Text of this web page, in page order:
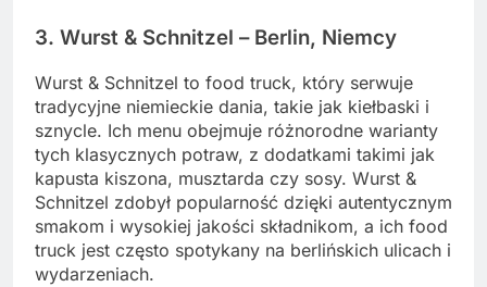
3. Wurst & Schnitzel – Berlin, Niemcy
Wurst & Schnitzel to food truck, który serwuje
tradycyjne niemieckie dania, takie jak kiełbaski i
sznycle. Ich menu obejmuje różnorodne warianty
tych klasycznych potraw, z dodatkami takimi jak
kapusta kiszona, musztarda czy sosy. Wurst &
Schnitzel zdobył popularność dzięki autentycznym
smakom i wysokiej jakości składnikom, a ich food
truck jest często spotykany na berlińskich ulicach i
wydarzeniach.